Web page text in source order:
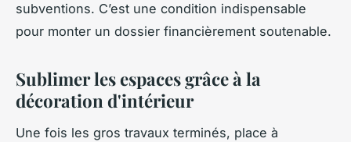
subventions. C’est une condition indispensable
pour monter un dossier financièrement soutenable.
Sublimer les espaces grâce à la
décoration d'intérieur
Une fois les gros travaux terminés, place à